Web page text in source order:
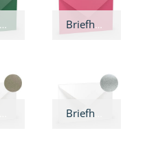
Briefhülle Tannengrün Briefhülle Pink